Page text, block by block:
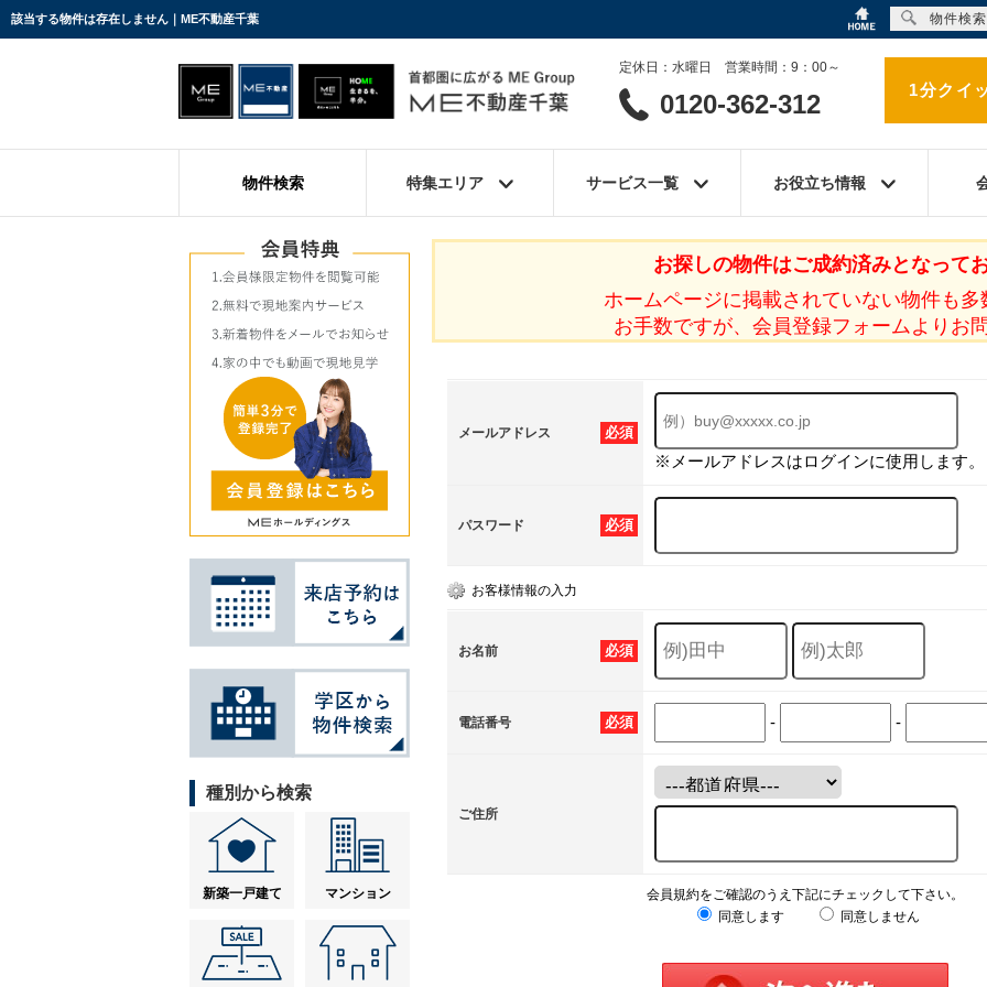
該当する物件は存在しません｜ME不動産千葉
定休日：水曜日 営業時間：9：00～
0120-362-312 1分クイ
物件検索 特集エリア サービス一覧 お役立ち情報
お探しの物件はご成約済みとなってお
ホームページに掲載されていない物件も多
お手数ですが、会員登録フォームよりお
必須
メールアドレス
※メールアドレスはログインに使用します。
必須
パスワード
お客様情報の入力
必須
お名前
必須
電話番号 - -
ご住所
会員規約をご確認のうえ下記にチェックして下さい。
同意します
同意しません
種別から検索
新築一戸建て マンション
物件検索